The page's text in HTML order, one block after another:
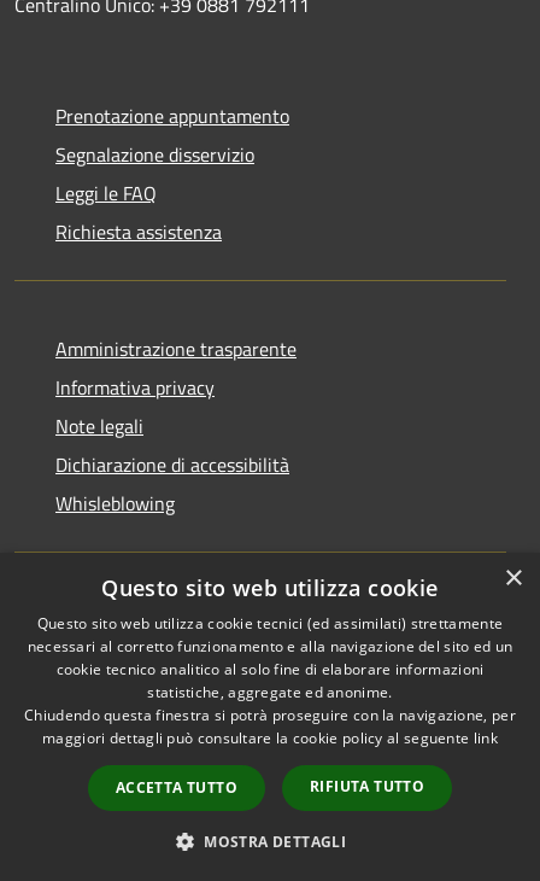
Prenotazione appuntamento
Segnalazione disservizio
Leggi le FAQ
Richiesta assistenza
Amministrazione trasparente
Informativa privacy
Note legali
Dichiarazione di accessibilità
Whisleblowing
RSS
Accessibilità
Privacy
Cookie
Mappa del sito
Codici IPA
Area dipendenti
Copyright © 2026 • Comune di
Foggia • Powered by
Municipium
Accesso
redazione
×
Questo sito web utilizza cookie
Questo sito web utilizza cookie tecnici (ed assimilati) strettamente
necessari al corretto funzionamento e alla navigazione del sito ed un
cookie tecnico analitico al solo fine di elaborare informazioni
statistiche, aggregate ed anonime.
Chiudendo questa finestra si potrà proseguire con la navigazione, per
maggiori dettagli può consultare la cookie policy al seguente link
ACCETTA TUTTO RIFIUTA TUTTO
MOSTRA DETTAGLI